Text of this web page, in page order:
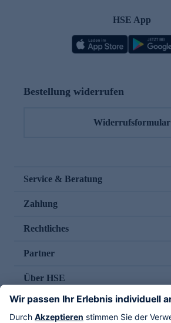
HSE App
Bestellung widerrufen
Widerrufsformular
Service & Beratung
Zahlung
Rechtliches
Partner
Über HSE
Im TV